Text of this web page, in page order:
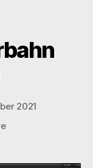
Postfix
via
2021
zu